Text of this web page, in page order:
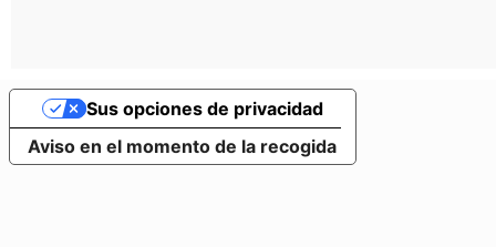
Aviso en el momento de la recogida
Sus opciones de privacidad